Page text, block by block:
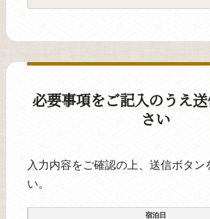
必要事項をご記入のうえ
さい
入力内容をご確認の上、送信ボタン
い。
宿泊日